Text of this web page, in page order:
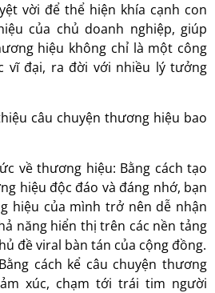
vời để thể hiện khía cạnh con
của chủ doanh nghiệp, giúp
hiệu không chỉ là một công
vĩ đại, ra đời với nhiều lý tưởng
câu chuyện thương hiệu bao
về thương hiệu: Bằng cách tạo
hiệu độc đáo và đáng nhớ, bạn
hiệu của mình trở nên dễ nhận
năng hiển thị trên các nền tảng
đề viral bàn tán của cộng đồng.
cách kể câu chuyện thương
xúc, chạm tới trái tim người